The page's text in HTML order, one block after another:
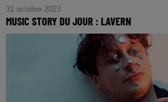
31 octobre 2023
MUSIC STORY DU JOUR : LAVERN